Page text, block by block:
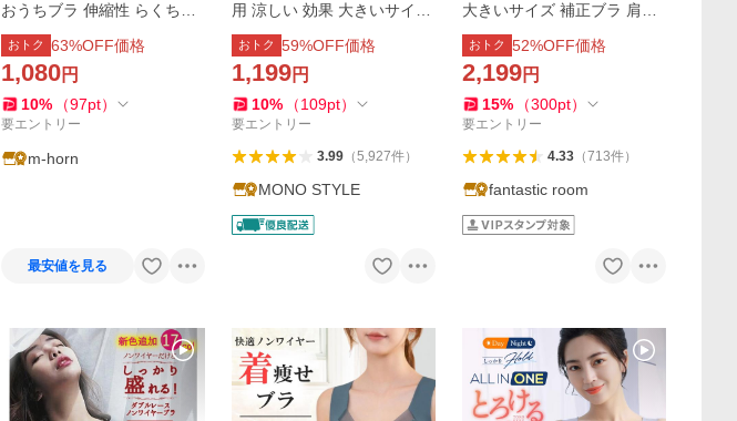
おうちブラ 伸縮性 らくちん
大きめ コットン
おトク 63%OFF価格
1,080円
10% （97pt）
要エントリー
m-horn
最安値を見る
用 涼しい 効果 大きいサイズ
シームレス 脇肉補正 30代 脇
高
おトク 59%OFF価格
1,199円
10% （109pt）
要エントリー
3.99（5,927件）
MONO STYLE
大きいサイズ 補正ブラ 肩幅
ショルダーブラ 下着女性 ナ
イトブラ 爆買
おトク 52%OFF価格
2,199円
15% （300pt）
要エントリー
4.33（713件）
fantastic room